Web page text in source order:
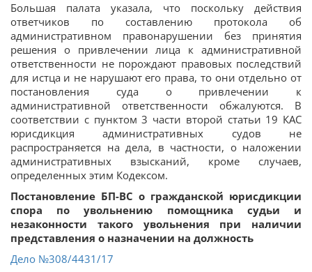
Большая палата указала, что поскольку действия
ответчиков по составлению протокола об
административном правонарушении без принятия
решения о привлечении лица к административной
ответственности не порождают правовых последствий
для истца и не нарушают его права, то они отдельно от
постановления суда о привлечении к
административной ответственности обжалуются. В
соответствии с пунктом 3 части второй статьи 19 КАС
юрисдикция административных судов не
распространяется на дела, в частности, о наложении
административных взысканий, кроме случаев,
определенных этим Кодексом.
Постановление БП-ВС о гражданской юрисдикции
спора по увольнению помощника судьи и
незаконности такого увольнения при наличии
представления о назначении на должность
Дело №308/4431/17